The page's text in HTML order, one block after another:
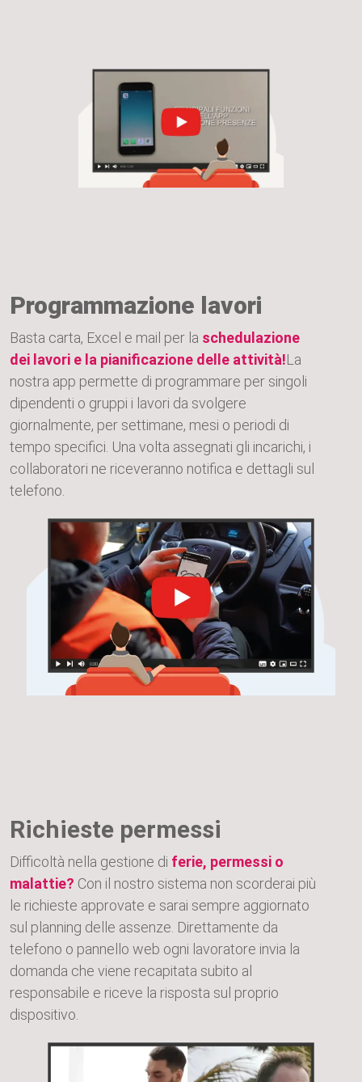
Programmazione lavori
Basta carta, Excel e mail per la schedulazione
dei lavori e la pianificazione delle attività!La
nostra app permette di programmare per singoli
dipendenti o gruppi i lavori da svolgere
giornalmente, per settimane, mesi o periodi di
tempo specifici. Una volta assegnati gli incarichi, i
collaboratori ne riceveranno notifica e dettagli sul
telefono.
Richieste permessi
Difficoltà nella gestione di ferie, permessi o
malattie? Con il nostro sistema non scorderai più
le richieste approvate e sarai sempre aggiornato
sul planning delle assenze. Direttamente da
telefono o pannello web ogni lavoratore invia la
domanda che viene recapitata subito al
responsabile e riceve la risposta sul proprio
dispositivo.